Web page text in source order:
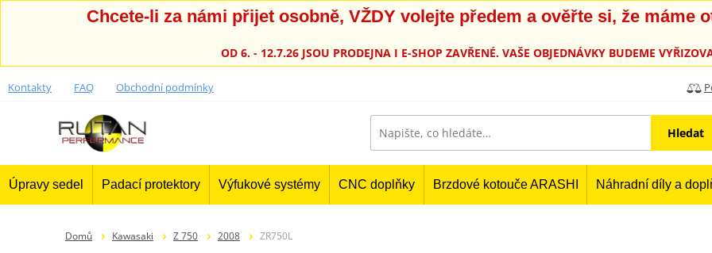
Chcete-li za námi přijet osobně, VŽDY volejte předem a ověřte si, že máme
OD 6. - 12.7.26 JSOU PRODEJNA I E-SHOP ZAVŘENÉ. VAŠE OBJEDNÁVKY BUDEME
Kontakty FAQ Obchodní podmínky
Hledat
Úpravy sedel Padací protektory Výfukové systémy CNC doplňky Brzdové kotouče ARASHI Náhradní díly a
Domů Kawasaki Z 750 2008 ZR750L